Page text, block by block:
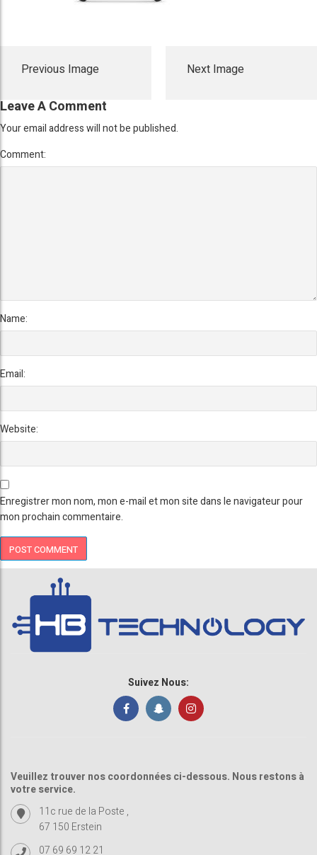
Previous Image Next Image
Leave A Comment
Your email address will not be published.
Comment:
Name:
Email:
Website:
Enregistrer mon nom, mon e-mail et mon site dans le navigateur pour
mon prochain commentaire.
Suivez Nous:
Veuillez trouver nos coordonnées ci-dessous. Nous restons à
votre service.
11c rue de la Poste ,
67 150 Erstein
07 69 69 12 21